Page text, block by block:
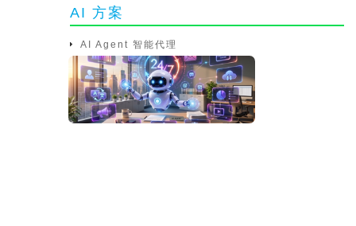
AI 方案
AI Agent 智能代理